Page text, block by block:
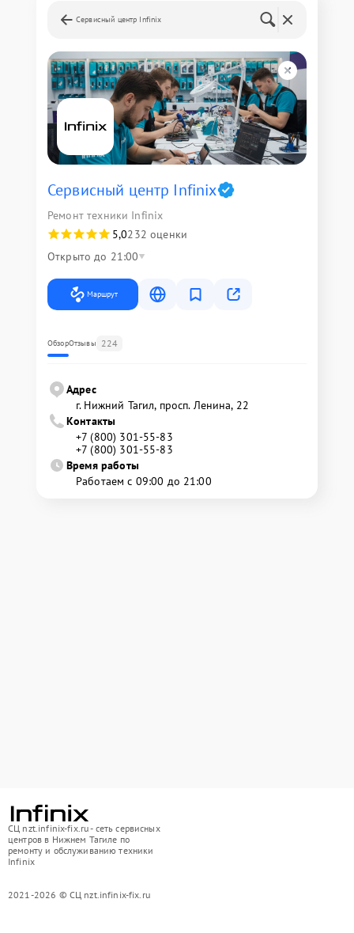
Сервисный центр Infinix
Сервисный центр Infinix
Ремонт техники Infinix
5,0232 оценки
Открыто до 21:00
Маршрут
ОбзорОтзывы 224
Адрес
г. Нижний Тагил, просп. Ленина, 22
Контакты
+7 (800) 301-55-83
+7 (800) 301-55-83
Время работы
Работаем с 09:00 до 21:00
СЦ nzt.infinix-fix.ru - сеть сервисных
центров в Нижнем Тагиле по
ремонту и обслуживанию техники
Infinix
2021-2026 © СЦ nzt.infinix-fix.ru